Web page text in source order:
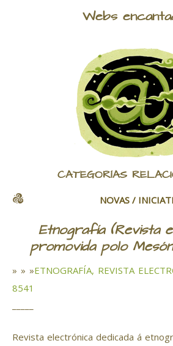
Webs
CATEGORÍAS
NOVAS /
Etnografía (Revista
promovida polo
» » »ETNOGRAFÍA, REVISTA
8541
Revista electrónica dedicada á